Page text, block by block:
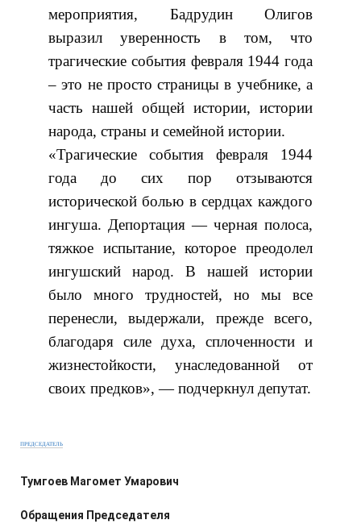
мероприятия, Бадрудин Олигов
выразил уверенность в том, что
трагические события февраля 1944 года
– это не просто страницы в учебнике, а
часть нашей общей истории, истории
народа, страны и семейной истории.
«Трагические события февраля 1944
года до сих пор отзываются
исторической болью в сердцах каждого
ингуша. Депортация — черная полоса,
тяжкое испытание, которое преодолел
ингушский народ. В нашей истории
было много трудностей, но мы все
перенесли, выдержали, прежде всего,
благодаря силе духа, сплоченности и
жизнестойкости, унаследованной от
своих предков», — подчеркнул депутат.
ПРЕДСЕДАТЕЛЬ
Тумгоев Магомет Умарович
Обращения Председателя